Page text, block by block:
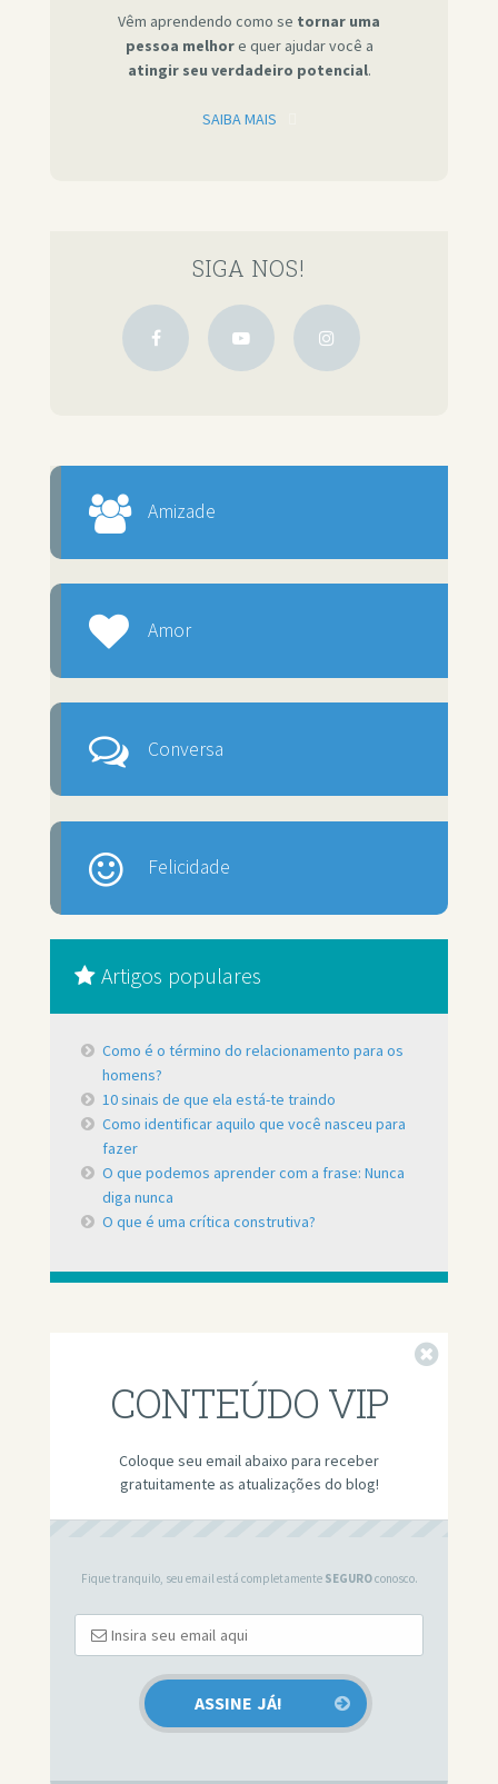
Vêm aprendendo como se tornar uma
pessoa melhore quer ajudar você a
atingir seu verdadeiro potencial.
SAIBA MAIS
SIGA NOS!
Amizade
Amor
Conversa
Felicidade
Artigos populares
Como é o término do relacionamento para os
homens?
10 sinais de que ela está-te traindo
Como identificar aquilo que você nasceu para
fazer
O que podemos aprender com a frase: Nunca
diga nunca
O que é uma crítica construtiva?
CONTEÚDO VIP
Coloque seu email abaixo para receber
gratuitamente as atualizações do blog!
Fique tranquilo, seu email está completamente SEGUROconosco.